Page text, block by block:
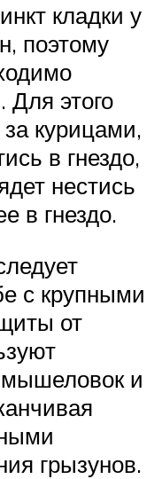
кладки у
поэтому
Для этого
курицами,
в гнездо,
нестись
в гнездо.
с крупными
от
мышеловок и
грызунов.